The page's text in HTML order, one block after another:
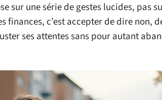
sur une série de gestes lucides, pas
finances, c’est accepter de dire non,
ses attentes sans pour autant